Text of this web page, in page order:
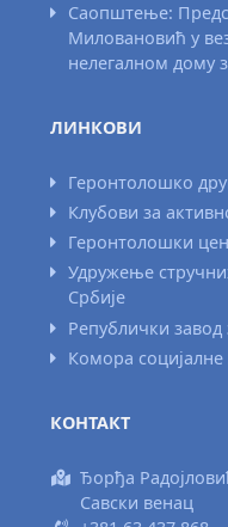
Саопштење:
Миловановић у
нелегалном дому
ЛИНКОВИ
Геронтолошко
Клубови за
Геронтолошки
Удружење
Србије
Републички завод
Комора
КОНТАКТ
Ђорђа
Савски венац